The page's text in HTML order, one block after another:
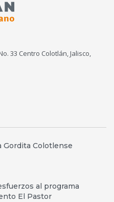
33 Centro Colotlán, Jalisco,
Gordita Colotlense
al programa
El Pastor